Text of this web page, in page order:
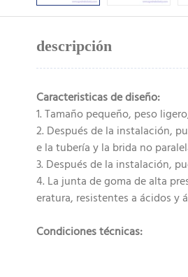
descripción
Caracteristicas de diseño:
1. Tamaño pequeño, peso
2. Después de la instalación,
e la tubería y la brida no
3. Después de la instalación,
4. La junta de goma de alta
eratura, resistentes a ácidos y
Condiciones técnicas: